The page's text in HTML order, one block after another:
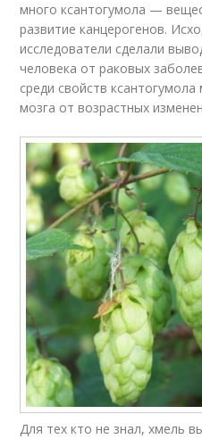
много ксантогумола —
развитие канцерогенов.
исследователи сделали
человека от раковых
среди свойств
мозга от возрастных
Для тех кто не знал, хмель